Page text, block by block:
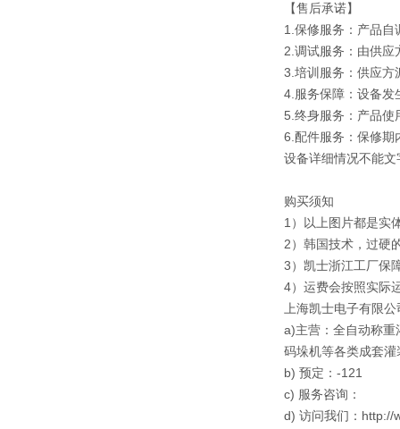
【售后承诺】
1.保修服务：产品自
2.调试服务：由供应
3.培训服务：供应方
4.服务保障：设备发
5.终身服务：产品使
6.配件服务：保修期
设备详细情况不能
购买须知
1）以上图片都是实
2）韩国技术，过硬
3）凯士浙江工厂保
4）运费会按照实际
上海凯士电子有限
a)主营：全自动称重
码垛机等各类成套
b) 预定：-121
c) 服务咨询：
d) 访问我们：http://